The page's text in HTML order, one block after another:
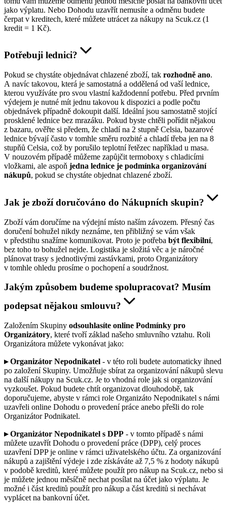
jako výplatu. Nebo Dohodu uzavřít nemusíte a odměnu budete
čerpat v kreditech, které můžete utrácet za nákupy na Scuk.cz (1
kredit = 1 Kč).
Potřebuji lednici?
Pokud se chystáte objednávat chlazené zboží, tak rozhodně ano.
A navíc takovou, která je samostatná a oddělená od vaší lednice,
kterou využíváte pro svou vlastní každodenní potřebu. Před prvním
výdejem je nutné mít jednu takovou k dispozici a podle počtu
objednávek případně dokoupit další. Ideální jsou samostatně stojící
prosklené lednice bez mrazáku. Pokud byste chtěli pořídit nějakou
z bazaru, ověřte si předem, že chladí na 2 stupně Celsia, bazarové
lednice bývají často v tomhle směru rozbité a chladí třeba jen na 8
stupňů Celsia, což by porušilo teplotní řetězec například u masa.
V nouzovém případě můžeme zapůjčit termoboxy s chladicími
vložkami, ale aspoň jedna lednice je podmínka organizování
nákupů, pokud se chystáte objednat chlazené zboží.
Jak je zboží doručováno do Nákupních skupin?
Zboží vám doručíme na výdejní místo naším závozem. Přesný čas
doručení bohužel nikdy neznáme, ten přibližný se vám však
v předstihu snažíme komunikovat. Proto je potřeba být flexibilní,
bez toho to bohužel nejde. Logistika je složitá věc a je náročné
plánovat trasy s jednotlivými zastávkami, proto Organizátory
v tomhle ohledu prosíme o pochopení a soudržnost.
Jakým způsobem budeme spolupracovat? Musím
podepsat nějakou smlouvu?
Založením Skupiny odsouhlasíte online Podmínky pro
Organizátory, které tvoří základ našeho smluvního vztahu. Roli
Organizátora můžete vykonávat jako:
▸ Organizátor Nepodnikatel - v této roli budete automaticky ihned
po založení Skupiny. Umožňuje sbírat za organizování nákupů slevu
na další nákupy na Scuk.cz. Je to vhodná role jak si organizování
vyzkoušet. Pokud budete chtít organizovat dlouhodobě, tak
doporučujeme, abyste v rámci role Organizáto Nepodnikatel s námi
uzavřeli online Dohodu o provedení práce anebo přešli do role
Organizátor Podnikatel.
▸ Organizátor Nepodnikatel s DPP - v tomto případě s námi
můžete uzavřít Dohodu o provedení práce (DPP), celý proces
uzavření DPP je online v rámci uživatelského účtu. Za organizování
nákupů a zajištění výdeje i zde získáváte až 7,5 % z hodoty nákupů
v podobě kreditů, které můžete použít pro nákup na Scuk.cz, nebo si
je můžete jednou měsíčně nechat posílat na účet jako výplatu. Je
možné i část kreditů použít pro nákup a část kreditů si nechávat
vyplácet na bankovní účet.